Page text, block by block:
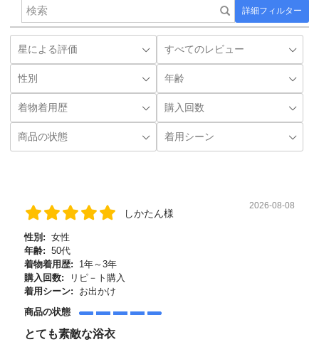
詳細フィルター
しかたん様
2026-08-08
性別: 女性
年齢: 50代
着物着用歴:
1年～3年
購入回数:
リピ－ト購入
着用シーン:
お出かけ
商品の状態
とても素敵な浴衣